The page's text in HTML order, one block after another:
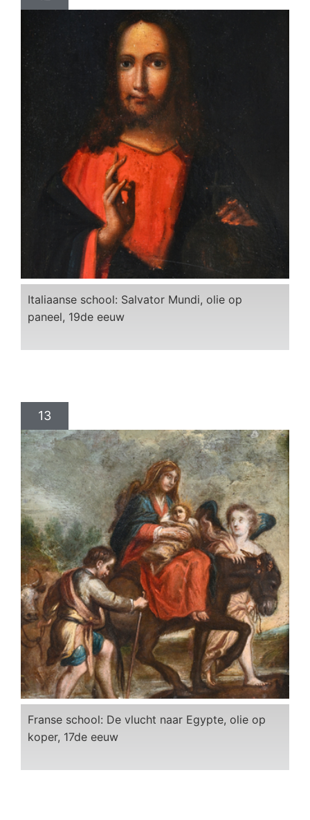
Italiaanse school: Salvator Mundi, olie op
paneel, 19de eeuw
13
Franse school: De vlucht naar Egypte, olie op
koper, 17de eeuw